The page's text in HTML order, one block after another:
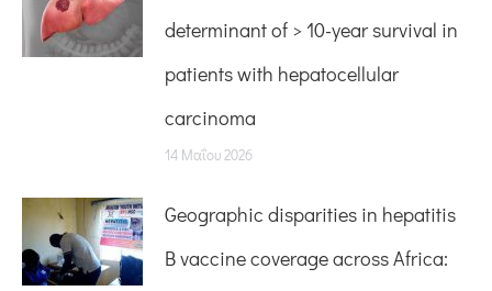
determinant of > 10-year survival in
patients with hepatocellular
carcinoma
14 Μαΐου 2026
Geographic disparities in hepatitis
B vaccine coverage across Africa: